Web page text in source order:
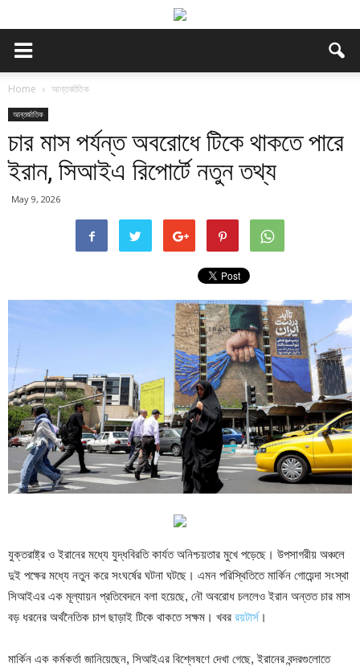
Home আন্তর্জাতিক
আন্তর্জাতিক
চার মাস পর্যন্ত অবরোধে টিকে থাকতে পারে
ইরান, সিআইএ রিপোর্টে নতুন তথ্য
May 9, 2026
যুক্তরাষ্ট্র ও ইরানের মধ্যে যুদ্ধবিরতি কার্যত অনিশ্চয়তার মুখে পড়েছে। উপসাগরীয় অঞ্চলে
দুই পক্ষের মধ্যে নতুন করে সংঘর্ষের ঘটনা ঘটছে। এমন পরিস্থিতিতে মার্কিন গোয়েন্দা সংস্থা
সিআইএর এক মূল্যায়ন প্রতিবেদনে বলা হয়েছে, নৌ অবরোধ চললেও ইরান অন্তত চার মাস
বড় ধরনের অর্থনৈতিক চাপ ছাড়াই টিকে থাকতে সক্ষম। খবর রয়টার্স।
মার্কিন এক কর্মকর্তা জানিয়েছেন, সিআইএর বিশ্লেষণে দেখা গেছে, ইরানের বন্দরগুলোতে